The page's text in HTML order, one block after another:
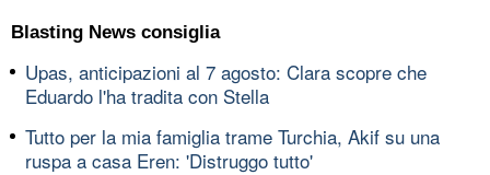
Blasting News consiglia
Upas, anticipazioni al 7 agosto: Clara scopre che
Eduardo l'ha tradita con Stella
Tutto per la mia famiglia trame Turchia, Akif su una
ruspa a casa Eren: 'Distruggo tutto'